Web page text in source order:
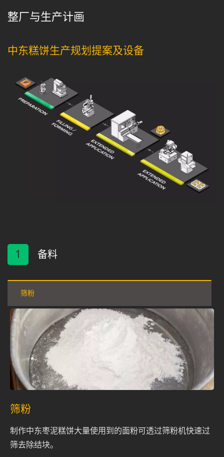
整厂与生产计画
中东糕饼生产规划提案及设备
1 备料
筛粉
筛粉
制作中东枣泥糕饼大量使用到的面粉可透过筛粉机快速过
筛去除结块。